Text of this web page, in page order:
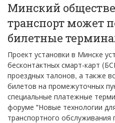
Минский
транспорт может
билетные
Проект установки в Минске
бесконтактных смарт-карт
проездных талонов, а также
билетов на промежуточных
специальные платежные
форуме "Новые технологии
транспортного обслуживания